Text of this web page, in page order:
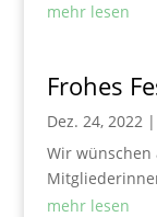
mehr lesen
Frohes
Dez. 24, 2022|
Wir
mehr lesen